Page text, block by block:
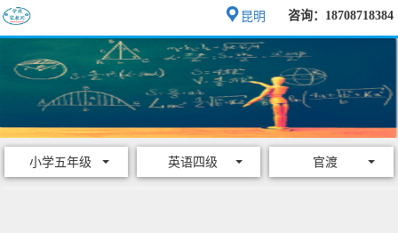
咨询：18708718384
昆明
小学五年级 英语四级 官渡